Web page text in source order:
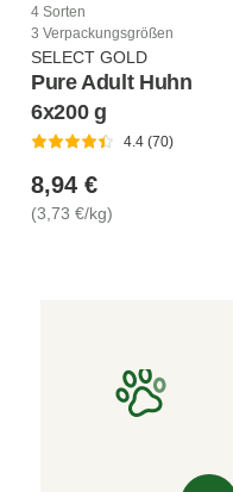
4 Sorten
3 Verpackungsgrößen
SELECT GOLD
Pure Adult Huhn
6x200 g
4.4 (70)
8,94 €
(3,73 €/kg)